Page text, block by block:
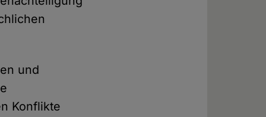
und
Konflikte